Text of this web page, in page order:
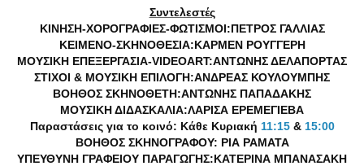
Συντελεστές
ΚΙΝΗΣΗ-ΧΟΡΟΓΡΑΦΙΕΣ-ΦΩΤΙΣΜΟΙ:ΠΕΤΡΟΣ ΓΑΛΛΙΑΣ
ΚΕΙΜΕΝΟ-ΣΚΗΝΟΘΕΣΙΑ:ΚΑΡΜΕΝ ΡΟΥΓΓΕΡΗ
ΜΟΥΣΙΚΗ ΕΠΕΞΕΡΓΑΣΙΑ-VIDEOART:ΑΝΤΩΝΗΣ ΔΕΛΑΠΟΡΤΑΣ
ΣΤΙΧΟΙ & ΜΟΥΣΙΚΗ ΕΠΙΛΟΓΗ:ΑΝΔΡΕΑΣ ΚΟΥΛΟΥΜΠΗΣ
ΒΟΗΘΟΣ ΣΚΗΝΟΘΕΤΗ:ΑΝΤΩΝΗΣ ΠΑΠΑΔΑΚΗΣ
ΜΟΥΣΙΚΗ ΔΙΔΑΣΚΑΛΙΑ:ΛΑΡΙΣΑ ΕΡΕΜΕΓΙΕΒΑ
Παραστάσεις για το κοινό: Κάθε Κυριακή 11:15& 15:00
ΒΟΗΘΟΣ ΣΚΗΝΟΓΡΑΦΟΥ: ΡΙΑ ΡΑΜΑΤΑ
ΥΠΕΥΘΥΝΗ ΓΡΑΦΕΙΟΥ ΠΑΡΑΓΩΓΗΣ:ΚΑΤΕΡΙΝΑ ΜΠΑΝΑΣΑΚΗ